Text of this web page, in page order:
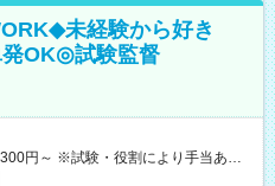
未経験から好き
発OK◎試験監督
【即給（前払い）オプションあ